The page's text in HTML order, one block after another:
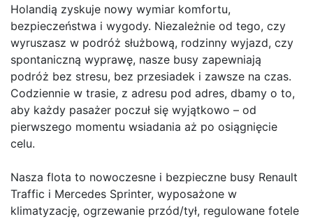
Holandią zyskuje nowy wymiar komfortu,
bezpieczeństwa i wygody. Niezależnie od tego, czy
wyruszasz w podróż służbową, rodzinny wyjazd, czy
spontaniczną wyprawę, nasze busy zapewniają
podróż bez stresu, bez przesiadek i zawsze na czas.
Codziennie w trasie, z adresu pod adres, dbamy o to,
aby każdy pasażer poczuł się wyjątkowo – od
pierwszego momentu wsiadania aż po osiągnięcie
celu.
Nasza flota to nowoczesne i bezpieczne busy Renault
Traffic i Mercedes Sprinter, wyposażone w
klimatyzację, ogrzewanie przód/tył, regulowane fotele